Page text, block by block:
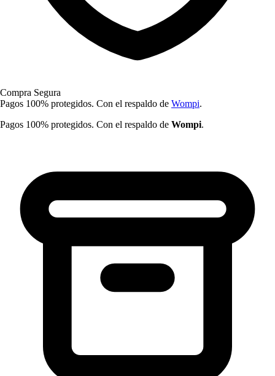
Compra Segura
Pagos 100% protegidos. Con el respaldo de Wompi.
Pagos 100% protegidos. Con el respaldo de Wompi.